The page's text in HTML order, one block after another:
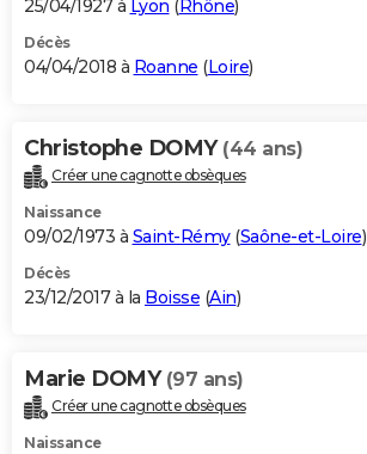
25/04/1927 à Lyon ( Rhône)
Décès
04/04/2018 à Roanne (Loire)
Christophe DOMY (44 ans)
Créer une cagnotte obsèques
Naissance
09/02/1973 à Saint-Rémy(Saône-et-Loire)
Décès
23/12/2017 à la Boisse (Ain)
Marie DOMY (97 ans)
Créer une cagnotte obsèques
Naissance